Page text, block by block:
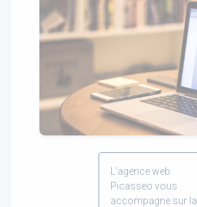
L'agence web
Picasseo vous
accompagne sur la